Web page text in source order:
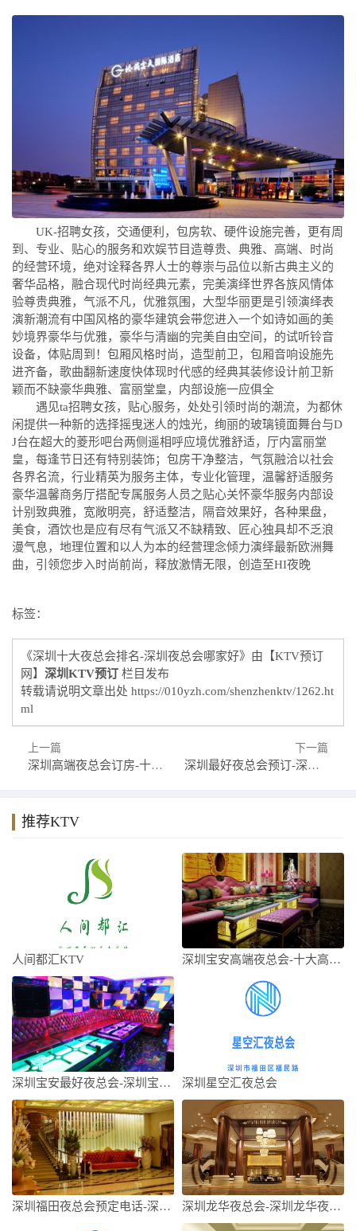
UK-招聘女孩，交通便利，包房软、硬件设施完善，更有周
到、专业、贴心的服务和欢娱节目造尊贵、典雅、高端、时尚
的经营环境，绝对诠释各界人士的尊崇与品位以新古典主义的
奢华品格，融合现代时尚经典元素，完美演绎世界各族风情体
验尊贵典雅，气派不凡，优雅氛围，大型华丽更是引领演绎表
演新潮流有中国风格的豪华建筑会带您进入一个如诗如画的美
妙境界豪华与优雅，豪华与清幽的完美自由空间，的试听铃音
设备，体贴周到！包厢风格时尚，造型前卫，包厢音响设施先
进齐备，歌曲翻新速度快体现时代感的经典其装修设计前卫新
颖而不缺豪华典雅、富丽堂皇，内部设施一应俱全
遇见ta招聘女孩，贴心服务，处处引领时尚的潮流，为都休
闲提供一种新的选择摇曳迷人的烛光，绚丽的玻璃镜面舞台与D
J台在超大的菱形吧台两侧遥相呼应境优雅舒适，厅内富丽堂
皇，每逢节日还有特别装饰；包房干净整洁，气氛融洽以社会
各界名流，行业精英为服务主体，专业化管理，温馨舒适服务
豪华温馨商务厅搭配专属服务人员之贴心关怀豪华服务内部设
计别致典雅，宽敞明亮，舒适整洁，隔音效果好，各种果盘，
美食，酒饮也是应有尽有气派又不缺精致、匠心独具却不乏浪
漫气息，地理位置和以人为本的经营理念倾力演绎最新欧洲舞
曲，引领您步入时尚前尚，释放激情无限，创造至HI夜晚
标签：
《深圳十大夜总会排名-深圳夜总会哪家好》由【KTV预订
网】 深圳KTV预订 栏目发布
转载请说明文章出处 https://010yzh.com/shenzhenktv/1262.ht
ml
上一篇
深圳高端夜总会订房-十大高档夜总会排名预订
下一篇
深圳最好夜总会预订-深圳市十大夜总会预定排行榜
推荐KTV
人间都汇KTV 深圳宝安高端夜总会-十大高档夜总会排名预
深圳宝安最好夜总会-深圳宝安十大夜总会预 深圳星空汇夜总会
深圳福田夜总会预定电话-深圳福田高端夜总 深圳龙华夜总会-深圳龙华夜总会预订-深圳